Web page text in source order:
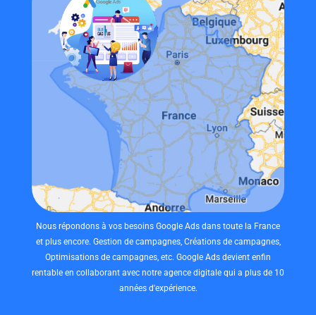
Nous répondons à vos besoins Google Ads dans toute la France
et plus encore. Gestion de campagnes, Créations de campagnes,
Optimisations de campagnes, etc. Google Ads devient enfin
rentable en collaborant avec notre agence digitale qui a plus de 10
années d'expérience.